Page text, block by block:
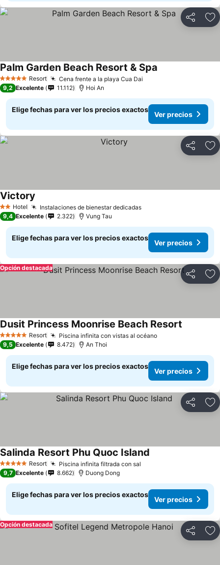
Compartir
5 Estrellas Resort Cena frente a la playa Cua Dai
Palm Garden Beach Resort & Spa
9,2 Excelente 11.112 Hoi An
Elige fechas para ver los precios exactos
Ver precios
Compartir
2 Estrellas
Hotel Instalaciones de bienestar dedicadas
Victory
9,4 Excelente 2.322 Vung Tau
Elige fechas para ver los precios exactos
Ver precios
Compartir
Opción destacada
5 Estrellas Resort Piscina infinita con vistas al océano
Dusit Princess Moonrise Beach Resort
9,5 Excelente 8.472 An Thoi
Elige fechas para ver los precios exactos
Ver precios
Compartir
5 Estrellas Resort Piscina infinita filtrada con sal
Salinda Resort Phu Quoc Island
9,7 Excelente 8.662 Duong Dong
Elige fechas para ver los precios exactos
Ver precios
Compartir
Opción destacada